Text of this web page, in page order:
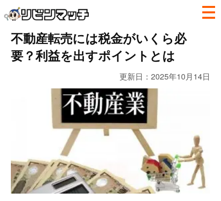
不動産転売には税金がいくら必
要？利益を出すポイントとは
更新日：2025年10月14日